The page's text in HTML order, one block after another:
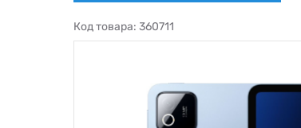
Код товара: 360711